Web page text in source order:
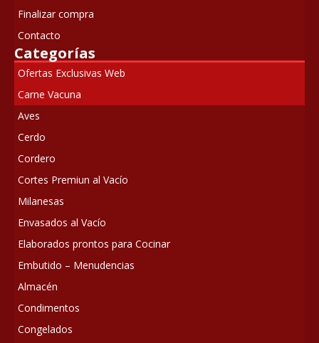
Finalizar compra
Contacto
Categorías
Ofertas Exclusivas Web
Carne Vacuna
Aves
Cerdo
Cordero
Cortes Premiun al Vacío
Milanesas
Envasados al Vacío
Elaborados prontos para Cocinar
Embutido – Menudencias
Almacén
Condimentos
Congelados